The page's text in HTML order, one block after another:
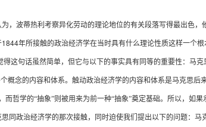
波蒂热利考察异化劳动的理论地位的有关段落写得最出色，
1844年所接触的政治经济学在当时具有什么理论性质这样一个
得这句话虽然简单，但它与以下的事实具有同等的重要性：马
概念的内容和体系。触动政治经济学的内容和体系是马克思后
而哲学的“抽象”则被用来为前一种“抽象”奠定基础。所以，如
同政治经济学的那次接触，同时迫使我们提出以下的问题：马